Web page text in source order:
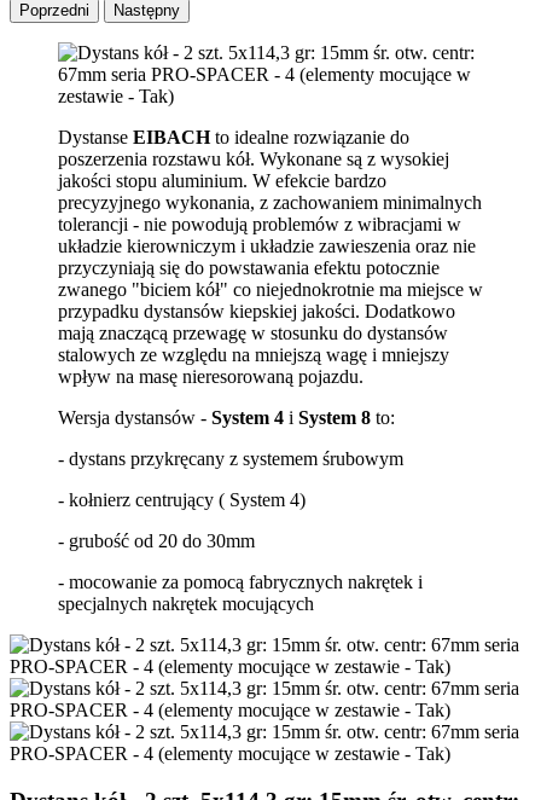
Poprzedni Następny
Dystanse EIBACHto idealne rozwiązanie do
poszerzenia rozstawu kół. Wykonane są z wysokiej
jakości stopu aluminium. W efekcie bardzo
precyzyjnego wykonania, z zachowaniem minimalnych
tolerancji - nie powodują problemów z wibracjami w
układzie kierowniczym i układzie zawieszenia oraz nie
przyczyniają się do powstawania efektu potocznie
zwanego "biciem kół" co niejednokrotnie ma miejsce w
przypadku dystansów kiepskiej jakości. Dodatkowo
mają znaczącą przewagę w stosunku do dystansów
stalowych ze względu na mniejszą wagę i mniejszy
wpływ na masę nieresorowaną pojazdu.
Wersja dystansów - System 4 i System 8 to:
- dystans przykręcany z systemem śrubowym
- kołnierz centrujący ( System 4)
- grubość od 20 do 30mm
- mocowanie za pomocą fabrycznych nakrętek i
specjalnych nakrętek mocujących